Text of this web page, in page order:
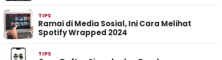
TIPS
Ramai di Media Sosial, Ini Cara Melihat
Spotify Wrapped 2024
TIPS